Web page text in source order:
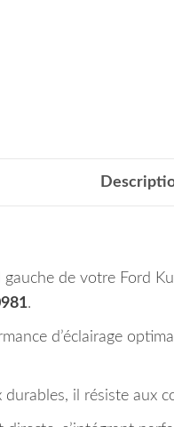
gauche de votre Ford
.
d’éclairage
durables, il résiste